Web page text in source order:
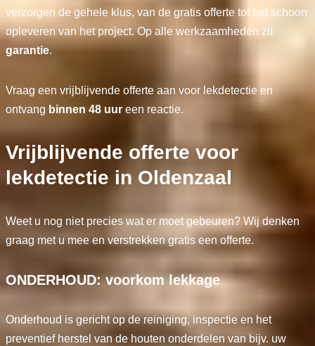
verzorgen de gehele klus, van de gratis offerte tot het schoon
opleveren van het project. Op alle werkzaamheden zit
garantie.
Vraag een vrijblijvende offerte aan voor lekdetectie en
ontvang binnen 48 uureen reactie.
Vrijblijvende offerte voor
lekdetectie in Oldenzaal
Weet u nog niet precies wat er moet gebeuren? Wij denken
graag met u mee en verstrekken gratis een offerte.
ONDERHOUD: voorkom lekkage
Onderhoud is gericht op de reiniging, inspectie en het
preventief herstel van de houten onderdelen van bijv. uw